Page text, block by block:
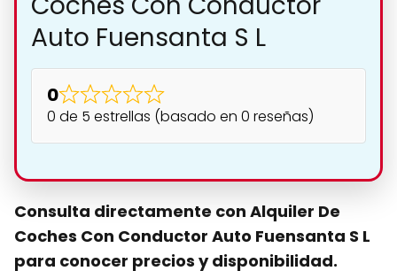
Auto Fuensanta S L
0
0 de 5 estrellas (basado en 0 reseñas)
Consulta directamente con Alquiler De
Coches Con Conductor Auto Fuensanta S L
para conocer precios y disponibilidad.